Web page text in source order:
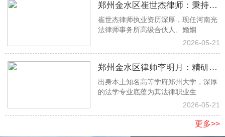
郑州金水区崔世杰律师：秉持专
业初心 专攻婚姻家事法律难题
崔世杰律师执业资历深厚，现任河南光
法律师事务所高级合伙人、婚姻
2026-05-21
郑州金水区律师李明月：精研借
贷房产工程纠纷 专业助力权益落
出身本土知名高等学府郑州大学，深厚
的法学专业底蕴为其法律职业生
2026-05-21
更多>>